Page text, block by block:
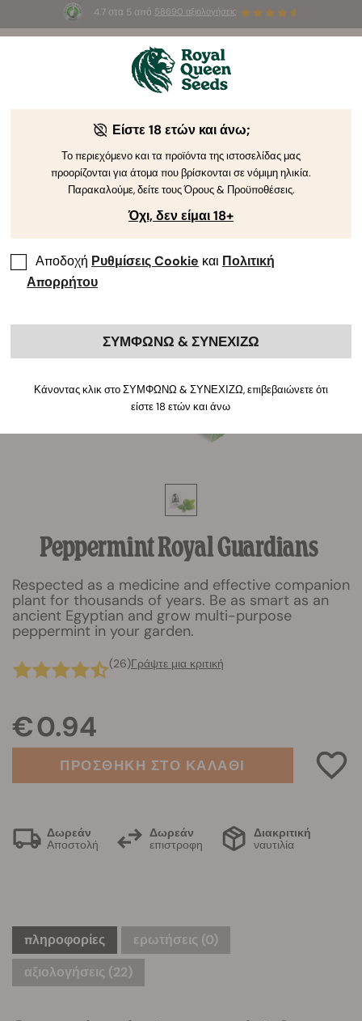
4.7 στα 5 από 58690 αξιολογήσεις
3 σπόρους White Widow AutoΔΩΡΕΑΝ για τους
Peppermint Royal Guardians
Respected as a medicine and effective companion
plant for thousands of years. Be as smart as an
ancient Egyptian and grow multi-purpose
peppermint in your garden.
(26)Γράψτε μια κριτική
€ 0.94
ΠΡΟΣΘΗΚΗ ΣΤΟ ΚΑΛΑΘΙ
Δωρεάν
Αποστολή
Δωρεάν
επιστροφη
Διακριτική
ναυτιλία
πληροφορίες ερωτήσεις (0)
αξιολογήσεις (22)
Είστε 18 ετών και άνω;
Το περιεχόμενο και τα προϊόντα της ιστοσελίδας μας
προορίζονται για άτομα που βρίσκονται σε νόμιμη ηλικία.
Παρακαλούμε, δείτε τους Όρους & Προϋποθέσεις.
Όχι, δεν είμαι 18+
Αποδοχή Ρυθμίσεις Cookie και Πολιτική
Απορρήτου
ΣΥΜΦΩΝΩ & ΣΥΝΕΧΙΖΩ
Κάνοντας κλικ στο ΣΥΜΦΩΝΩ & ΣΥΝΕΧΙΖΩ, επιβεβαιώνετε ότι
είστε 18 ετών και άνω